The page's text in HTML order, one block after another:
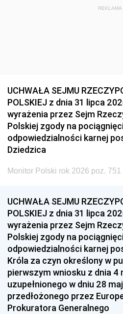
REKLAMA
UCHWAŁA SEJMU
POLSKIEJ z dnia 31 lipca
wyrażenia przez Sejm
Polskiej zgody na
odpowiedzialności karnej
Dziedzica
Monitor Polski rok 2026 poz. 751
UCHWAŁA SEJMU
POLSKIEJ z dnia 31 lipca
wyrażenia przez Sejm
Polskiej zgody na
odpowiedzialności karnej
Króla za czyn określony w
pierwszym wniosku z dnia 4
uzupełnionego w dniu 28
przedłożonego przez
Prokuratora Generalnego